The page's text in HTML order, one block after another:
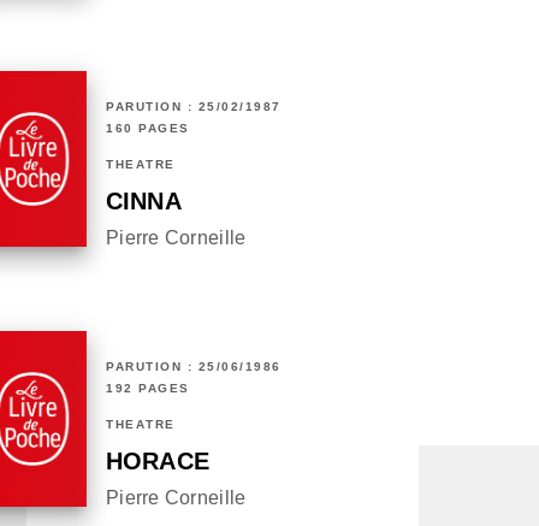
PARUTION : 25/02/1987
160 PAGES
THÉÂTRE
CINNA
Pierre Corneille
PARUTION : 25/06/1986
192 PAGES
THÉÂTRE
HORACE
Pierre Corneille